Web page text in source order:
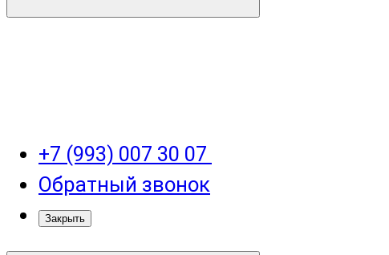
+7 (993) 007 30 07
Обратный звонок
Закрыть